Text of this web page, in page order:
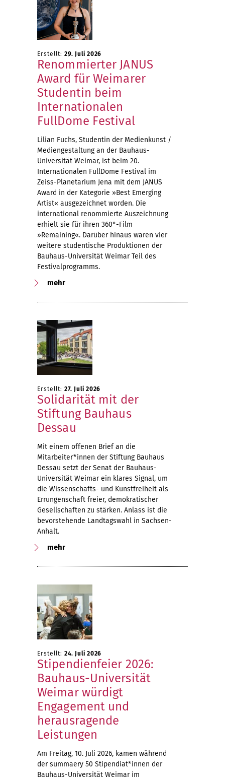
Erstellt: 29. Juli 2026
Renommierter JANUS
Award für Weimarer
Studentin beim
Internationalen
FullDome Festival
Lilian Fuchs, Studentin der Medienkunst /
Mediengestaltung an der Bauhaus-
Universität Weimar, ist beim 20.
Internationalen FullDome Festival im
Zeiss-Planetarium Jena mit dem JANUS
Award in der Kategorie »Best Emerging
Artist« ausgezeichnet worden. Die
international renommierte Auszeichnung
erhielt sie für ihren 360°-Film
»Remaining«. Darüber hinaus waren vier
weitere studentische Produktionen der
Bauhaus-Universität Weimar Teil des
Festivalprogramms.
mehr
Erstellt: 27. Juli 2026
Solidarität mit der
Stiftung Bauhaus
Dessau
Mit einem offenen Brief an die
Mitarbeiter*innen der Stiftung Bauhaus
Dessau setzt der Senat der Bauhaus-
Universität Weimar ein klares Signal, um
die Wissenschafts- und Kunstfreiheit als
Errungenschaft freier, demokratischer
Gesellschaften zu stärken. Anlass ist die
bevorstehende Landtagswahl in Sachsen-
Anhalt.
mehr
Erstellt: 24. Juli 2026
Stipendienfeier 2026:
Bauhaus-Universität
Weimar würdigt
Engagement und
herausragende
Leistungen
Am Freitag, 10. Juli 2026, kamen während
der summaery 50 Stipendiat*innen der
Bauhaus-Universität Weimar im